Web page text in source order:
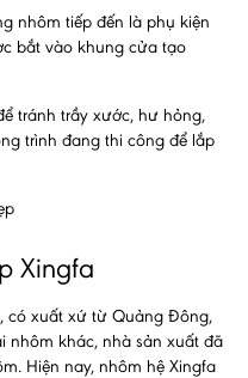
nhôm tiếp đến là phụ kiện
bắt vào khung cửa tạo
tránh trầy xước, hư hỏng,
trình đang thi công để lắp
Xingfa
có xuất xứ từ Quảng Đông,
nhôm khác, nhà sản xuất đã
Hiện nay, nhôm hệ Xingfa